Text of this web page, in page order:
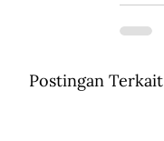
Postingan Terkait